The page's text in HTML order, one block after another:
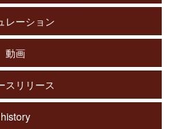
レーション
動画
スリリース
history